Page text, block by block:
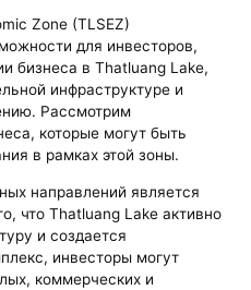
Zone (TLSEZ)
для инвесторов,
бизнеса в Thatluang Lake,
инфраструктуре и
Рассмотрим
которые могут быть
в рамках этой зоны.
направлений является
что Thatluang Lake активно
и создается
инвесторы могут
коммерческих и